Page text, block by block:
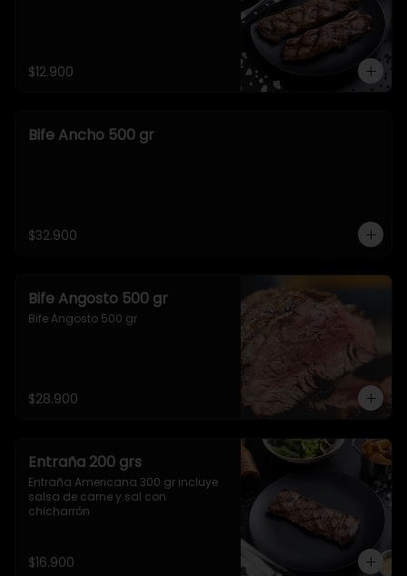
$12.900
Bife Ancho 500 gr
$32.900
Bife Angosto 500 gr
Bife Angosto 500 gr
$28.900
Entraña 200 grs
Entraña Americana 300 gr incluye
salsa de carne y sal con
chicharrón
$16.900